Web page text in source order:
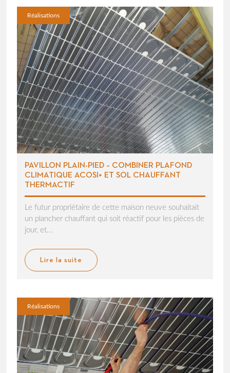
Réalisations
PAVILLON PLAIN-PIED – COMBINER PLAFOND
CLIMATIQUE ACOSI+ ET SOL CHAUFFANT
THERMACTIF
Le futur propriétaire de cette maison neuve souhaitait
un plancher chauffant qui soit réactif pour les pièces de
jour, et...
Lire la suite
Réalisations